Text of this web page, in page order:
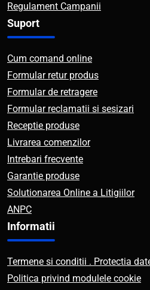
Regulament Campanii
Suport
Cum comand online
Formular retur produs
Formular de retragere
Formular reclamatii si sesizari
Receptie produse
Livrarea comenzilor
Intrebari frecvente
Garantie produse
Solutionarea Online a Litigiilor
ANPC
Informatii
Termene si conditii . Protectia
Politica privind modulele cookie